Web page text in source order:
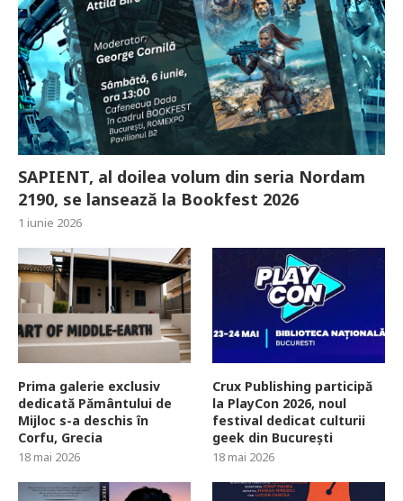
SAPIENT, al doilea volum din seria Nordam
2190, se lansează la Bookfest 2026
1 iunie 2026
Prima galerie exclusiv
dedicată Pământului de
Mijloc s-a deschis în
Corfu, Grecia
18 mai 2026
Crux Publishing participă
la PlayCon 2026, noul
festival dedicat culturii
geek din București
18 mai 2026